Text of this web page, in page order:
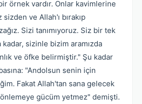
örnek vardır. Onlar kavimlerine
ve Allah'ı bırakıp
Sizi tanımıyoruz. Siz bir tek
kadar, sizinle bizim aramızda
ve öfke belirmiştir." Şu kadar
"Andolsun senin için
Fakat Allah'tan sana gelecek
gücüm yetmez" demişti.